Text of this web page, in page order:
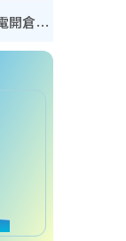
廚具開倉｜特福Tefal廚具/家電開倉低至3折！$220起買平底鍋/炒鑊/湯煲！電飯煲/吸塵機/燙斗$418起